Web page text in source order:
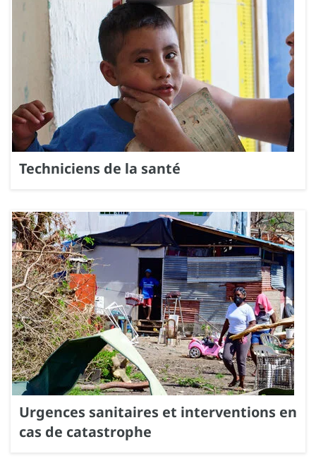
Techniciens de la santé
Urgences sanitaires et interventions en
cas de catastrophe